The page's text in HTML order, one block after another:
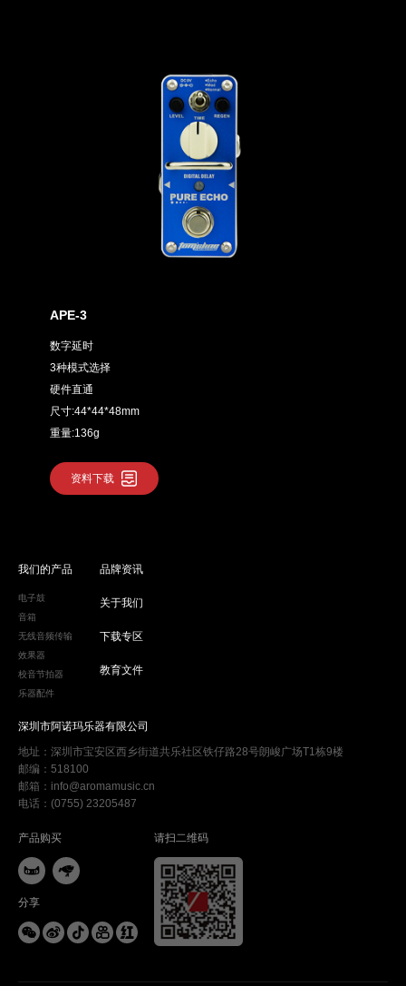
APE-3
数字延时
3种模式选择
硬件直通
尺寸:44*44*48mm
重量:136g
资料下载
我们的产品
电子鼓
音箱
无线音频传输
效果器
校音节拍器
乐器配件
品牌资讯
关于我们
下载专区
教育文件
深圳市阿诺玛乐器有限公司
地址：深圳市宝安区西乡街道共乐社区铁仔路28号朗峻广场T1栋9楼
邮编：518100
邮箱：info@aromamusic.cn
电话：(0755) 23205487
产品购买
 
分享
    
请扫二维码